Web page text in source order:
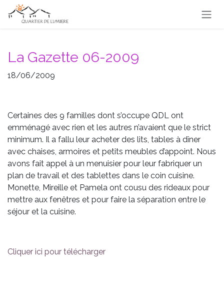
Se rendre au contenu
La Gazette 06-2009
18/06/2009
Certaines des 9 familles dont s’occupe QDL ont
emménagé avec rien et les autres n’avaient que le strict
minimum. Il a fallu leur acheter des lits, tables à dîner
avec chaises, armoires et petits meubles d’appoint. Nous
avons fait appel à un menuisier pour leur fabriquer un
plan de travail et des tablettes dans le coin cuisine.
Monette, Mireille et Pamela ont cousu des rideaux pour
mettre aux fenêtres et pour faire la séparation entre le
séjour et la cuisine.
Cliquer ici pour télécharger